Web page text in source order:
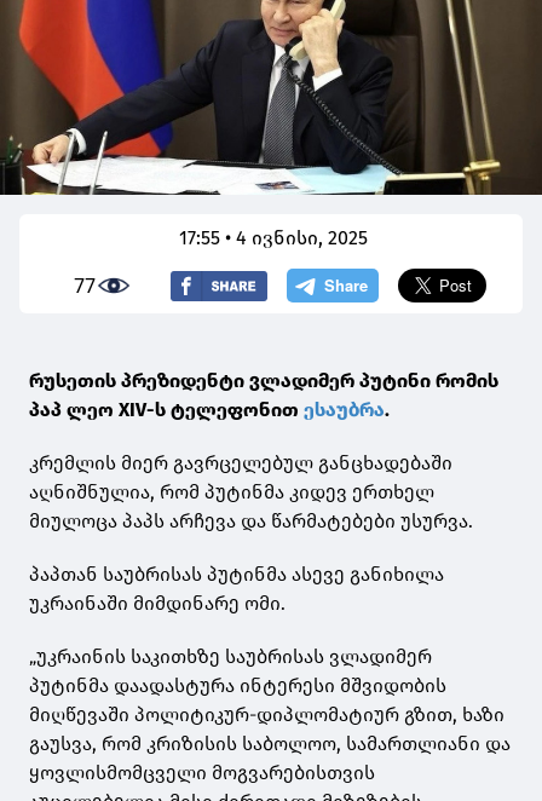
17:55 • 4 ივნისი, 2025
77
რუსეთის პრეზიდენტი ვლადიმერ პუტინი რომის
პაპ ლეო XIV-ს ტელეფონით ესაუბრა.
კრემლის მიერ გავრცელებულ განცხადებაში
აღნიშნულია, რომ პუტინმა კიდევ ერთხელ
მიულოცა პაპს არჩევა და წარმატებები უსურვა.
პაპთან საუბრისას პუტინმა ასევე განიხილა
უკრაინაში მიმდინარე ომი.
„უკრაინის საკითხზე საუბრისას ვლადიმერ
პუტინმა დაადასტურა ინტერესი მშვიდობის
მიღწევაში პოლიტიკურ-დიპლომატიურ გზით, ხაზი
გაუსვა, რომ კრიზისის საბოლოო, სამართლიანი და
ყოვლისმომცველი მოგვარებისთვის